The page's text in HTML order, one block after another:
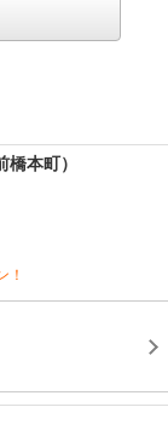
本町）
！